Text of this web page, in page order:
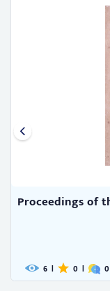
Proceedings of
6 | 0 | 0